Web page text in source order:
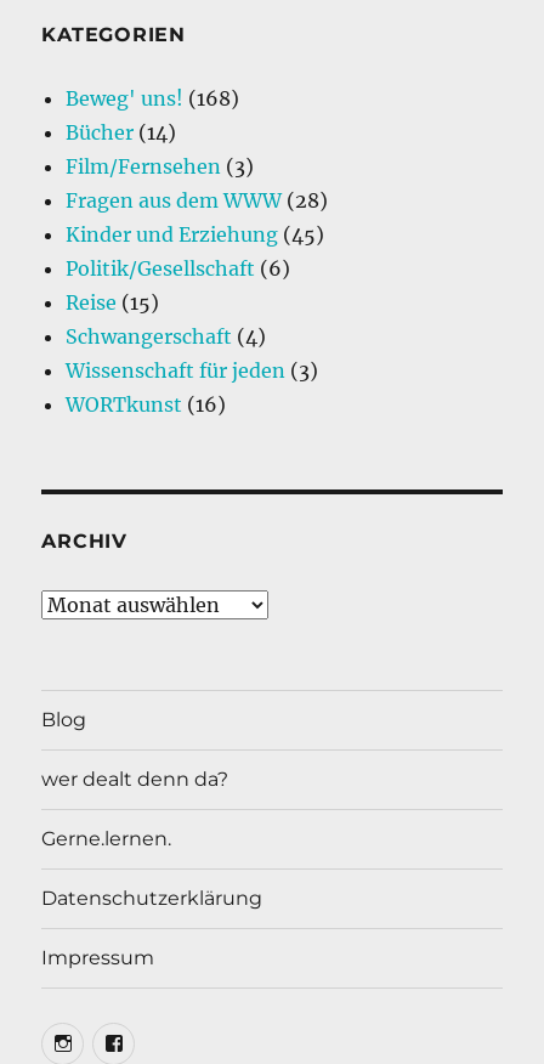
KATEGORIEN
Beweg' uns! (168)
Bücher (14)
Film/Fernsehen (3)
Fragen aus dem WWW(28)
Kinder und Erziehung (45)
Politik/Gesellschaft (6)
Reise (15)
Schwangerschaft (4)
Wissenschaft für jeden (3)
WORTkunst (16)
ARCHIV
Archiv
Blog
wer dealt denn da?
Gerne.lernen.
Datenschutzerklärung
Impressum
InstaFacebook